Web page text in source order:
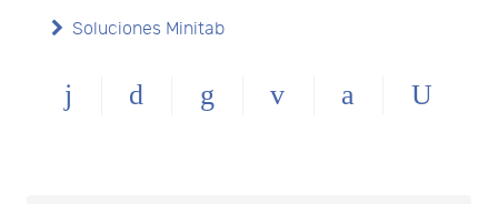
Soluciones Minitab